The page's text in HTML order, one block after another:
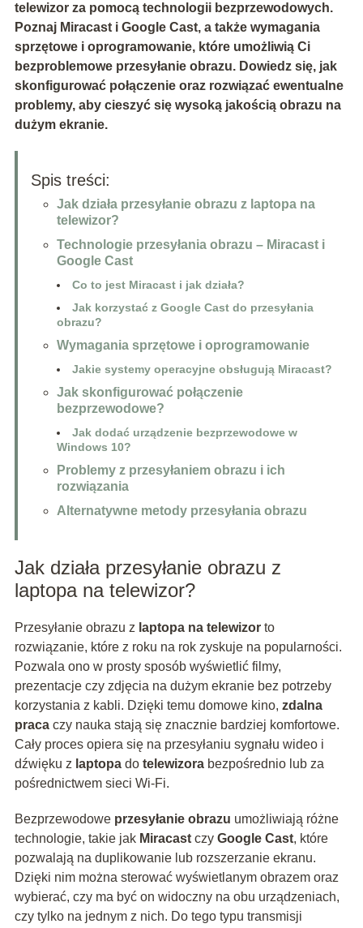
telewizor za pomocą technologii bezprzewodowych.
Poznaj Miracast i Google Cast, a także wymagania
sprzętowe i oprogramowanie, które umożliwią Ci
bezproblemowe przesyłanie obrazu. Dowiedz się, jak
skonfigurować połączenie oraz rozwiązać ewentualne
problemy, aby cieszyć się wysoką jakością obrazu na
dużym ekranie.
Spis treści:
Jak działa przesyłanie obrazu z laptopa na
telewizor?
Technologie przesyłania obrazu – Miracast i
Google Cast
Co to jest Miracast i jak działa?
Jak korzystać z Google Cast do przesyłania
obrazu?
Wymagania sprzętowe i oprogramowanie
Jakie systemy operacyjne obsługują Miracast?
Jak skonfigurować połączenie
bezprzewodowe?
Jak dodać urządzenie bezprzewodowe w
Windows 10?
Problemy z przesyłaniem obrazu i ich
rozwiązania
Alternatywne metody przesyłania obrazu
Jak działa przesyłanie obrazu z
laptopa na telewizor?
Przesyłanie obrazu z laptopa na telewizorto
rozwiązanie, które z roku na rok zyskuje na popularności.
Pozwala ono w prosty sposób wyświetlić filmy,
prezentacje czy zdjęcia na dużym ekranie bez potrzeby
korzystania z kabli. Dzięki temu domowe kino, zdalna
pracaczy nauka stają się znacznie bardziej komfortowe.
Cały proces opiera się na przesyłaniu sygnału wideo i
dźwięku z laptopado telewizorabezpośrednio lub za
pośrednictwem sieci Wi-Fi.
Bezprzewodowe przesyłanie obrazu umożliwiają różne
technologie, takie jak Miracastczy Google Cast, które
pozwalają na duplikowanie lub rozszerzanie ekranu.
Dzięki nim można sterować wyświetlanym obrazem oraz
wybierać, czy ma być on widoczny na obu urządzeniach,
czy tylko na jednym z nich. Do tego typu transmisji